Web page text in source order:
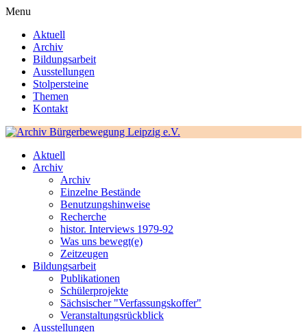
Menu
Aktuell
Archiv
Bildungsarbeit
Ausstellungen
Stolpersteine
Themen
Kontakt
Aktuell
Archiv
Archiv
Einzelne Bestände
Benutzungshinweise
Recherche
histor. Interviews 1979-92
Was uns bewegt(e)
Zeitzeugen
Bildungsarbeit
Publikationen
Schülerprojekte
Sächsischer "Verfassungskoffer"
Veranstaltungsrückblick
Ausstellungen